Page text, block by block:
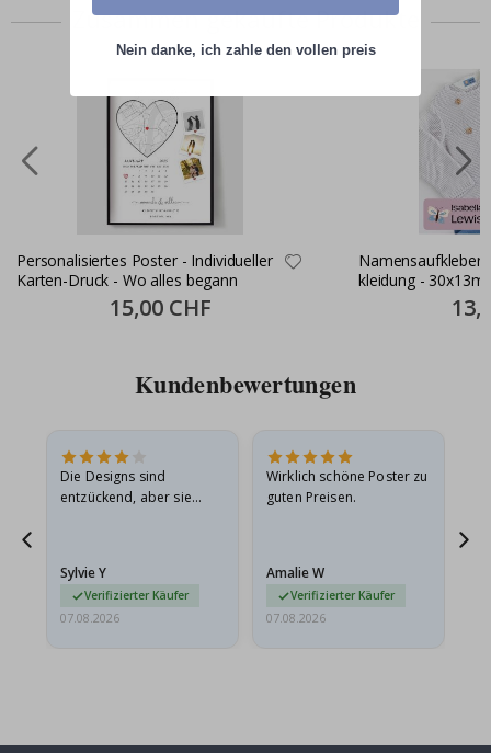
Zusammen gekaufte Produkte
Personalisiertes Poster - Individueller
Karten-Druck - Wo alles begann
Special
Price
15,00 CHF
Namensaufkleber
kleidung -
Price
Kundenbewertungen
Die Designs sind
entzückend, aber sie
sie…
Sylvie Y
Verifizierter Käufer
07.08.2026
Wirklich schöne Poster zu
guten Preisen.
Amalie W
Verifizierter Käufer
07.08.2026
Nein danke, ich zahle den vollen preis